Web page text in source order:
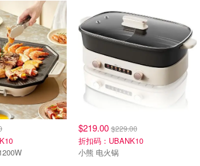
$219.00$229.00
折扣码：UBANK10
小熊 电火锅